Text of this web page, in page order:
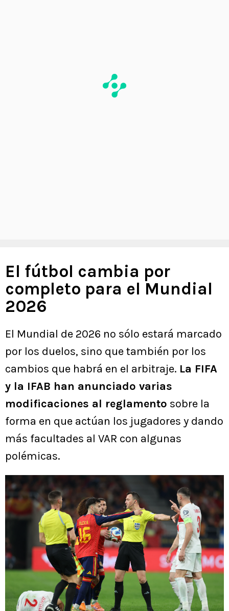
El fútbol cambia por
completo para el Mundial
2026
El Mundial de 2026 no sólo estará marcado
por los duelos, sino que también por los
cambios que habrá en el arbitraje. La FIFA
y la IFAB han anunciado varias
modificaciones al reglamento sobre la
forma en que actúan los jugadores y dando
más facultades al VAR con algunas
polémicas.